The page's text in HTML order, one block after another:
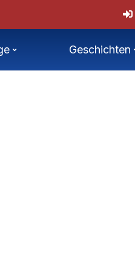
Geschichten